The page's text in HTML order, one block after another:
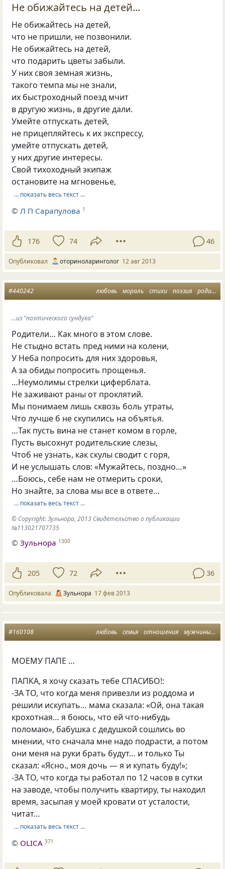
Не обижайтесь на детей...
Не обижайтесь на детей,
что не пришли, не позвонили.
Не обижайтесь на детей,
что подарить цветы забыли.
У них своя земная жизнь,
такого темпа мы не знали,
их быстроходный поезд мчит
в другую жизнь, в другие дали.
Умейте отпускать детей,
не прицепляйтесь к их экспрессу,
умейте отпускать детей,
у них другие интересы.
Свой тихоходный экипаж
остановите на мгновенье,
… показать весь текст …
©Л П Сарапулова 1
176 74 46
Опубликовал оториноларинголог 12 авг 2013
любовь мораль стихи поэзия родители
#440242
...из "поэтического сундука"
Родители… Как много в этом слове.
Не стыдно встать пред ними на колени,
У Неба попросить для них здоровья,
А за обиды попросить прощенья.
…Неумолимы стрелки циферблата.
Не заживают раны от проклятий.
Мы понимаем лишь сквозь боль утраты,
Что лучше б не скупились на объятья.
…Так пусть вина не станет комом в горле,
Пусть высохнут родительские слезы,
Чтоб не узнать, как скулы сводит с горя,
И не услышать слов: «Мужайтесь, поздно…»
…Боюсь, себе нам не отмерить сроки,
Но знайте, за слова мы все в ответе…
… показать весь текст …
© Copyright: Зульнора, 2013 Свидетельство о публикации
№113021707735
©Зульнора 1300
205 72 36
Опубликовала Зульнора 17 фев 2013
любовь семья отношения мужчины
#160108
МОЕМУ ПАПЕ …
ПАПКА, я хочу сказать тебе СПАСИБО!:
-ЗА ТО, что когда меня привезли из роддома и
решили искупать… мама сказала: «Ой, она такая
крохотная… я боюсь, что ей что-нибудь
поломаю», бабушка с дедушкой сошлись во
мнении, что сначала мне надо подрасти, а потом
они меня на руки брать будут… и только Ты
сказал: «Ясно., моя дочь — я и купать буду!»;
-ЗА ТО, что когда ты работал по 12 часов в сутки
на заводе, чтобы получить квартиру, ты находил
время, засыпая у моей кровати от усталости,
читат…
… показать весь текст …
© OLICA 371